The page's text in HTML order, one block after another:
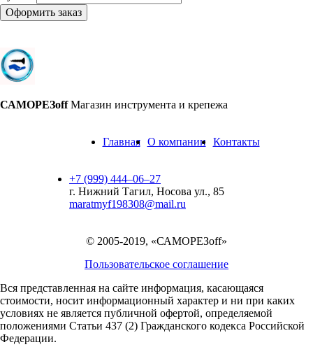
Оформить заказ
САМОРЕЗoff Магазин инструмента и крепежа
Главная О компании Контакты
+7 (999) 444‒06‒27
г. Нижний Тагил, Носова ул., 85
maratmyf198308@mail.ru
© 2005-2019, «САМОРЕЗoff»
Пользовательское соглашение
Вся представленная на сайте информация, касающаяся
стоимости, носит информационный характер и ни при каких
условиях не является публичной офертой, определяемой
положениями Статьи 437 (2) Гражданского кодекса Российской
Федерации.